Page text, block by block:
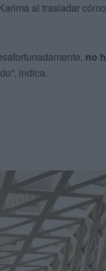
al trasladar
no
indica.